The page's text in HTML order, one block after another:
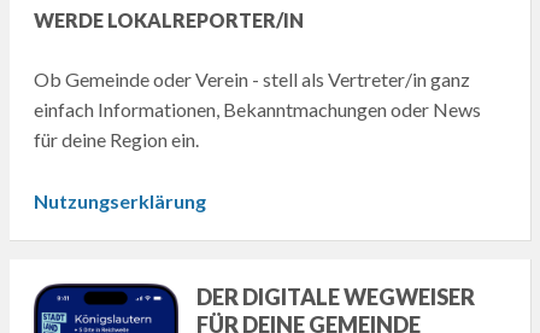
WERDE LOKALREPORTER/IN
Ob Gemeinde oder Verein - stell als Vertreter/in ganz
einfach Informationen, Bekanntmachungen oder News
für deine Region ein.
Nutzungserklärung
DER DIGITALE WEGWEISER
FÜR DEINE GEMEINDE